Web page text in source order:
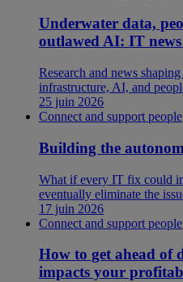
Underwater data,
outlawed AI: IT
Research and news
infrastructure, AI, and
25 juin 2026
Connect and support people
Building the
What if every IT fix could
eventually eliminate the
17 juin 2026
Connect and support people
How to get ahead of
impacts your